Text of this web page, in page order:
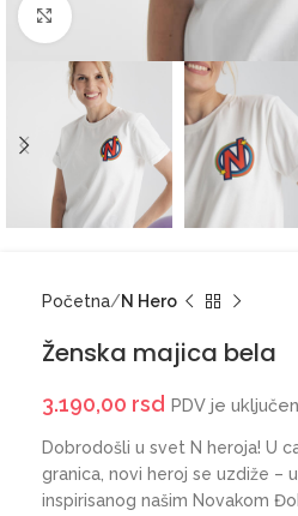
Click to enlarge
Početna N Hero
Ženska majica bela
3.190,00 rsd PDV je
Dobrodošli u svet N heroja! U
granica, novi heroj se uzdiže –
inspirisanog našim Novakom